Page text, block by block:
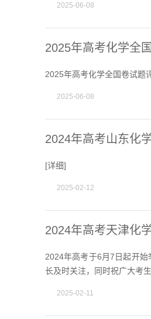
2025-06-08
2025年高考化学全
2025年高考化学全国卷试题
2025-06-08
2024年高考山东化
[详细]
2025-02-12
2024年高考天津化
2024年高考于6月7日起开
长及时关注，同时祝广大考
2025-02-11